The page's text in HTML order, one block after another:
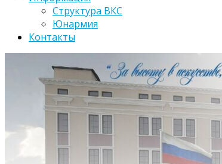
Структура ВКС
Юнармия
Контакты